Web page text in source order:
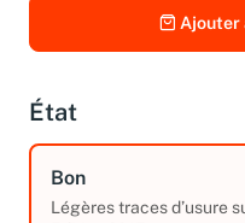
Ajouter
État
Bon
Légères traces d’usure